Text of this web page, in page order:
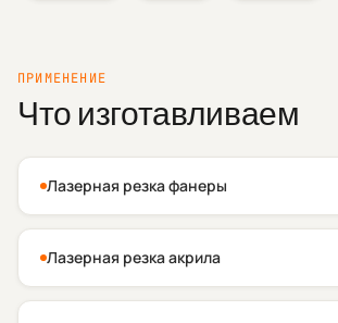
ПРИМЕНЕНИЕ
Что изготавливаем
Лазерная резка фанеры
Лазерная резка акрила